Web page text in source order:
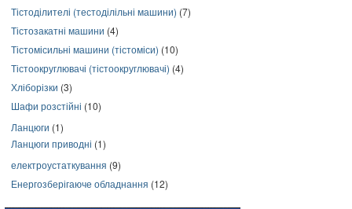
Тістоділителі (тестоділільні машини) (7)
Тістозакатні машини (4)
Тістомісильні машини (тістоміси) (10)
Тістоокруглювачі (тістоокруглювачі) (4)
Хліборізки (3)
Шафи розстійні (10)
Ланцюги (1)
Ланцюги приводні (1)
електроустаткування (9)
Енергозберігаюче обладнання (12)